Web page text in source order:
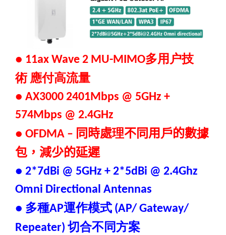
● 11ax Wave 2 MU-MIMO多用户技
術 應付高流量
● AX3000 2401Mbps @ 5GHz +
574Mbps @ 2.4GHz
● OFDMA – 同時處理不同用 戶的數據
包，減少的延遲
● 2*7dBi @ 5GHz + 2*5dBi @ 2.4Ghz
Omni Directional Antennas
● 多種AP運作模式 (AP/ Gateway/
Repeater) 切合不同方案